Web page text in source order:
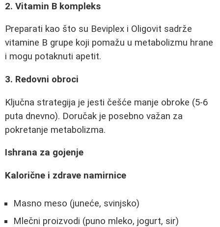
2. Vitamin B kompleks
Preparati kao što su Beviplex i Oligovit sadrže
vitamine B grupe koji pomažu u metabolizmu hrane
i mogu potaknuti apetit.
3. Redovni obroci
Ključna strategija je jesti češće manje obroke (5-6
puta dnevno). Doručak je posebno važan za
pokretanje metabolizma.
Ishrana za gojenje
Kalorične i zdrave namirnice
Masno meso (juneće, svinjsko)
Mlečni proizvodi (puno mleko, jogurt, sir)